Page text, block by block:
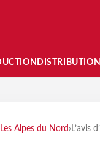
DISTRIBUTION
Les Alpes du Nord › L’avis